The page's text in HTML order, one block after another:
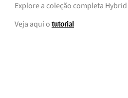
Explore a coleção completa
Veja aqui o tutorial